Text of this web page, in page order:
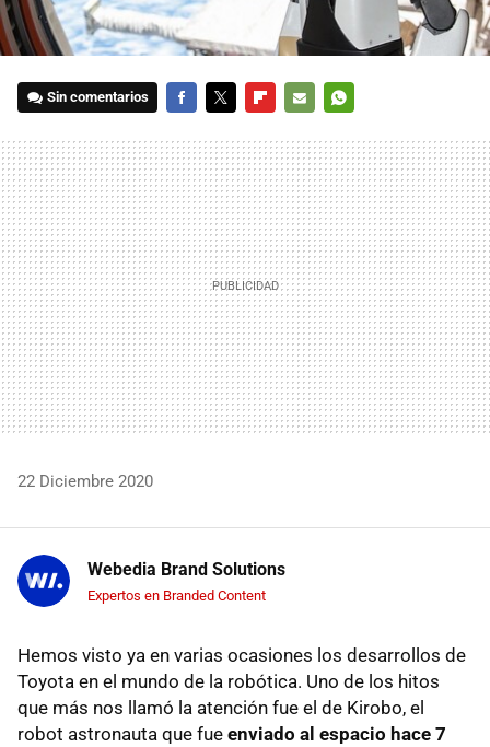
Sin comentarios
MAIL
22 Diciembre 2020
Webedia Brand Solutions
Expertos en Branded Content
Hemos visto ya en varias ocasiones los desarrollos de
Toyota en el mundo de la robótica. Uno de los hitos
que más nos llamó la atención fue el de Kirobo, el
robot astronauta que fue enviado al espacio hace 7